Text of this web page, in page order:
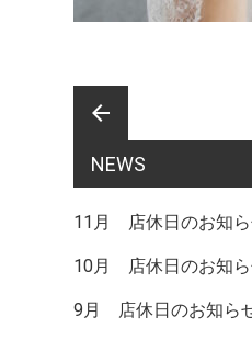
前
後
の
arrow_back
NEWS
11月 店休日のお知
10月 店休日のお知
9月 店休日のお知ら